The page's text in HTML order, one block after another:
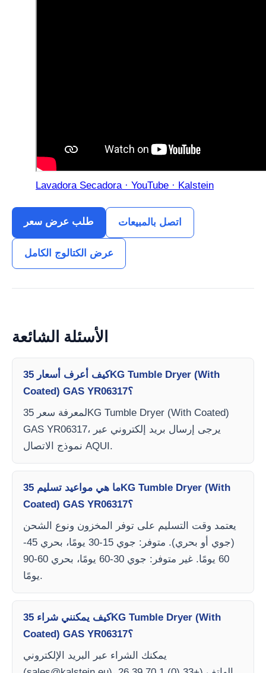
Lavadora Secadora · YouTube · Kalstein
طلب عرض سعر اتصل بالمبيعات
عرض الكتالوج الكامل
الأسئلة الشائعة
كيف أعرف أسعار 35KG Tumble Dryer (With
Coated) GAS YR06317؟
لمعرفة سعر 35KG Tumble Dryer (With Coated)
GAS YR06317، يرجى إرسال بريد إلكتروني عبر
نموذج الاتصال AQUI.
ما هي مواعيد تسليم 35KG Tumble Dryer (With
Coated) GAS YR06317؟
يعتمد وقت التسليم على توفر المخزون ونوع الشحن
(جوي أو بحري). متوفر: جوي 15-30 يومًا، بحري 45-
60 يومًا. غير متوفر: جوي 30-60 يومًا، بحري 60-90
يومًا.
كيف يمكنني شراء 35KG Tumble Dryer (With
Coated) GAS YR06317؟
يمكنك الشراء عبر البريد الإلكتروني